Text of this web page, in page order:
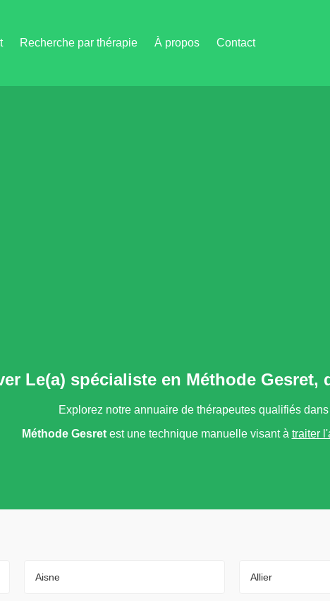
Recherche par thérapie À propos Contact
Le(a) spécialiste en Méthode Gesret,
Explorez notre annuaire de thérapeutes qualifiés
Méthode Gesretest une technique manuelle visant à traiter
Aisne Allier